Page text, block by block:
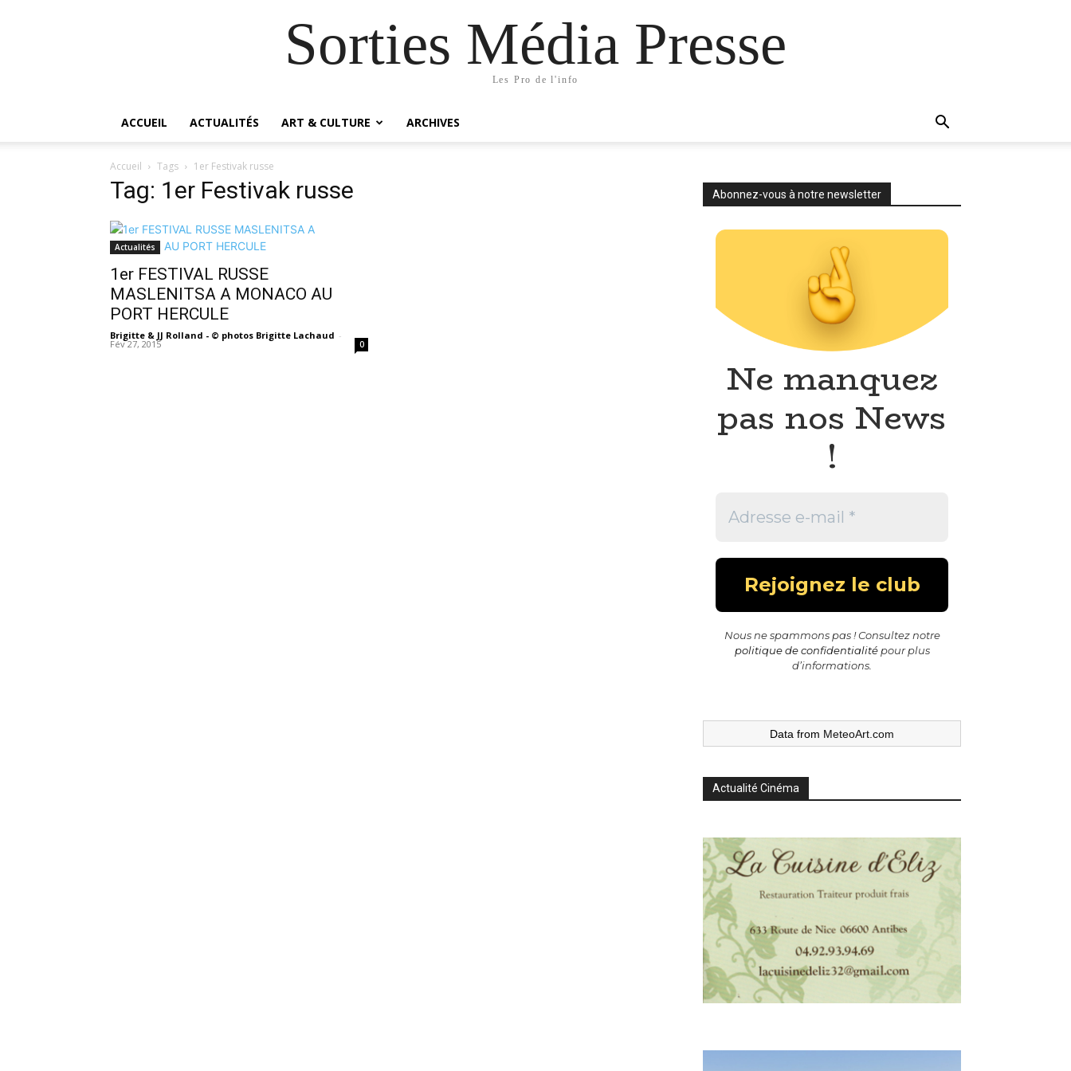
Sorties Média Presse
Les Pro de l'info
ACCUEIL ACTUALITÉS ART & CULTURE ARCHIVES
Accueil Tags 1er Festivak russe
Tag: 1er Festivak russe
Actualités
1er FESTIVAL RUSSE
MASLENITSA A MONACO AU
PORT HERCULE
Brigitte & JJ Rolland - © photos Brigitte Lachaud -
Fév 27, 2015 0
Abonnez-vous à notre newsletter
Ne manquez
pas nos News
!
Nous ne spammons pas ! Consultez notre
politique de confidentialitépour plus
d’informations.
Data from MeteoArt.com
Actualité Cinéma